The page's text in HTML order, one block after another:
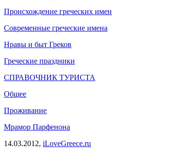
Происхождение греческих имен
Современные греческие имена
Нравы и быт Греков
Греческие праздники
СПРАВОЧНИК ТУРИСТА
Общее
Проживание
Мрамор Парфенона
14.03.2012, iLoveGreece.ru